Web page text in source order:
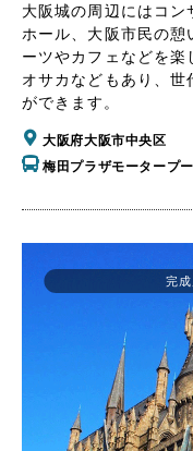
大阪城の周辺にはコ
ホール、大阪市民の憩
ーツやカフェなどを楽
オサカなどもあり、世
ができます。
大阪府大阪市中央区
梅田プラザモータープ
完